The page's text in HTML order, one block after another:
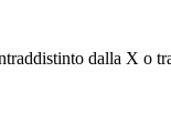
dalla X o